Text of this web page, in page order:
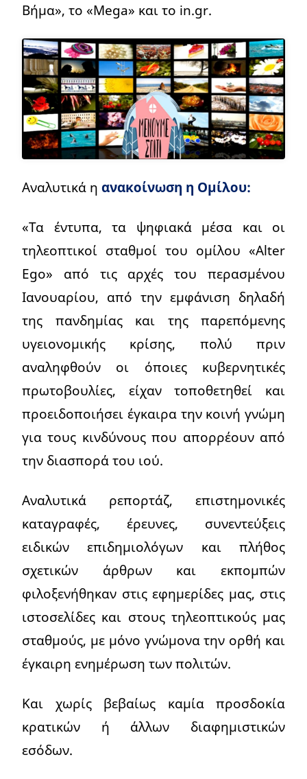
Βήμα», το «Mega» και το in.gr.
Αναλυτικά η ανακοίνωση η Ομίλου:
«Τα έντυπα, τα ψηφιακά μέσα και οι
τηλεοπτικοί σταθμοί του ομίλου «Alter
Ego» από τις αρχές του περασμένου
Ιανουαρίου, από την εμφάνιση δηλαδή
της πανδημίας και της παρεπόμενης
υγειονομικής κρίσης, πολύ πριν
αναληφθούν οι όποιες κυβερνητικές
πρωτοβουλίες, είχαν τοποθετηθεί και
προειδοποιήσει έγκαιρα την κοινή γνώμη
για τους κινδύνους που απορρέουν από
την διασπορά του ιού.
Αναλυτικά ρεπορτάζ, επιστημονικές
καταγραφές, έρευνες, συνεντεύξεις
ειδικών επιδημιολόγων και πλήθος
σχετικών άρθρων και εκπομπών
φιλοξενήθηκαν στις εφημερίδες μας, στις
ιστοσελίδες και στους τηλεοπτικούς μας
σταθμούς, με μόνο γνώμονα την ορθή και
έγκαιρη ενημέρωση των πολιτών.
Και χωρίς βεβαίως καμία προσδοκία
κρατικών ή άλλων διαφημιστικών
εσόδων.